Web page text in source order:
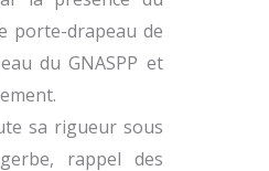
porte-drapeau de
du GNASPP et
sa rigueur sous
rappel des